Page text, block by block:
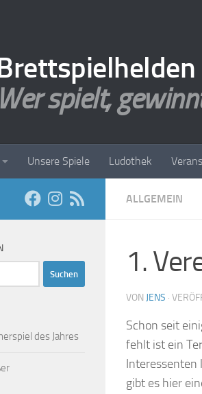
Wer spielt,
Unsere Spiele Ludothek
ALLGEMEIN
1.
VON JENS ·
Schon seit
fehlt ist ein
Interessenten
gibt es hier
des Jahres